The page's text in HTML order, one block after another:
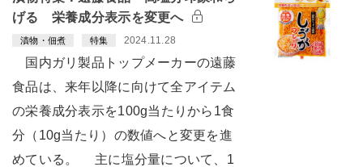
げる 栄養成分表示を変更へ
漬物・佃煮 特集 2024.11.28
国内ガリ製品トップメーカーの遠藤
食品は、来年以降に向けて全アイテム
の栄養成分表示を100g当たりから1食
分（10g当たり）の数値へと変更を進
めている。 主に塩分量について、1